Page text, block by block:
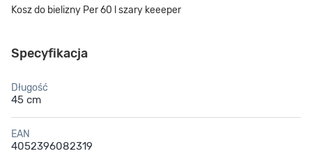
Kosz do bielizny Per 60 l szary keeeper
Specyfikacja
Długość
45 cm
EAN
4052396082319